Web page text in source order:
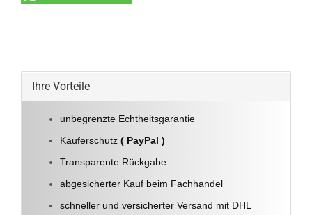
Ihre Vorteile
unbegrenzte Echtheitsgarantie
Käuferschutz ( PayPal )
Transparente Rückgabe
abgesicherter Kauf beim Fachhandel
schneller und versicherter Versand mit DHL